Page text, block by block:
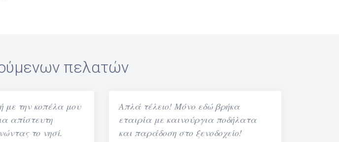
πελατών
με την κοπέλα μου
απίστευτη
το νησί.
Απλά τέλειο! Μόνο εδώ βρήκα
εταιρία με καινούργια ποδήλατα
και παράδοση στο ξενοδοχείο!